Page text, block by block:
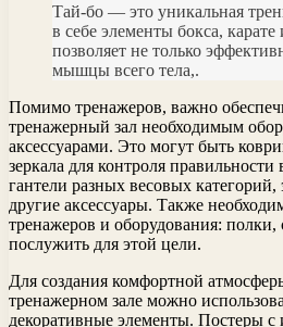
Тай-бо — это уникальная
в себе элементы бокса,
позволяет не только
мышцы всего тела,.
Помимо тренажеров, важно
тренажерный зал необходимым
аксессуарами. Это могут быть
зеркала для контроля
гантели разных весовых
другие аксессуары. Также
тренажеров и оборудования:
послужить для этой цели.
Для создания комфортной
тренажерном зале можно
декоративные элементы. Постеры с